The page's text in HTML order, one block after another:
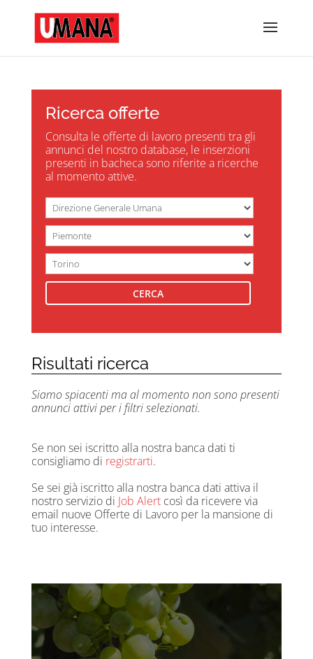
Ricerca offerte
Consulta le offerte di lavoro presenti tra gli
annunci del nostro database, le inserzioni
presenti in bacheca sono riferite a ricerche
al momento attive.
Risultati ricerca
Siamo spiacenti ma al momento non sono presenti
annunci attivi per i filtri selezionati.
Se non sei iscritto alla nostra banca dati ti
consigliamo di registrarti.
Se sei già iscritto alla nostra banca dati attiva il
nostro servizio di Job Alertcosì da ricevere via
email nuove Offerte di Lavoro per la mansione di
tuo interesse.